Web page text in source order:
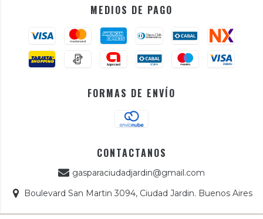
MEDIOS DE PAGO
FORMAS DE ENVÍO
CONTACTANOS
gasparaciudadjardin@gmail.com
Boulevard San Martin 3094, Ciudad Jardin. Buenos Aires